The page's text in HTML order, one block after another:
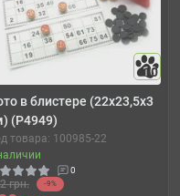
10
в блистере (22х23,5х3
(P4949)
товара: 100985-22
0
грн. -9%